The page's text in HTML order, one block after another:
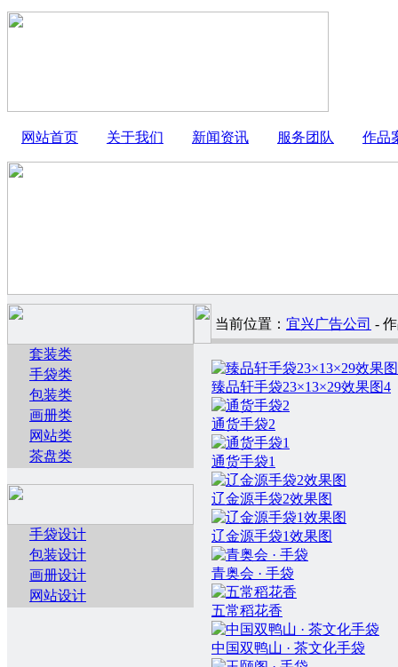
网站首页 关于我们 新闻资讯 服务团队 作品
套装类
手袋类
包装类
画册类
网站类
茶盘类
手袋设计
包装设计
画册设计
网站设计
当前位置： 宜兴广告公司 -
臻品轩手袋23×13×29效果图4
通货手袋2
通货手袋1
辽金源手袋2效果图
辽金源手袋1效果图
青奥会 · 手袋
五常稻花香
中国双鸭山 · 茶文化手袋